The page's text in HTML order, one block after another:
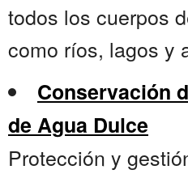
todos los cuerpos
como ríos, lagos y
Conservación
de Agua Dulce
Protección y